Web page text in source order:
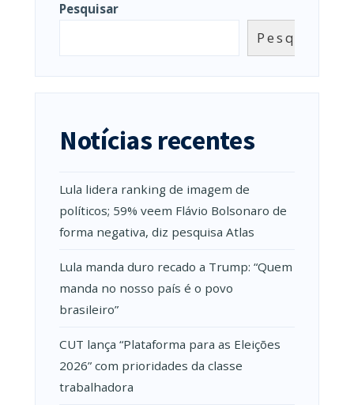
Pesquisar
Pesquisar
Notícias recentes
Lula lidera ranking de imagem de
políticos; 59% veem Flávio Bolsonaro de
forma negativa, diz pesquisa Atlas
Lula manda duro recado a Trump: “Quem
manda no nosso país é o povo
brasileiro”
CUT lança “Plataforma para as Eleições
2026” com prioridades da classe
trabalhadora